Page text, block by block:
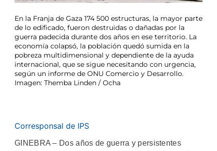
En la Franja de Gaza 174 500 estructuras, la mayor parte
de lo edificado, fueron destruidas o dañadas por la
guerra padecida durante dos años en ese territorio. La
economía colapsó, la población quedó sumida en la
pobreza multidimensional y dependiente de la ayuda
internacional, que se sigue necesitando con urgencia,
según un informe de ONU Comercio y Desarrollo.
Imagen: Themba Linden / Ocha
Corresponsal de IPS
GINEBRA – Dos años de guerra y persistentes